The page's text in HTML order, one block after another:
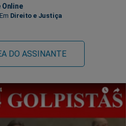
Direito e Justiça
DO ASSINANTE